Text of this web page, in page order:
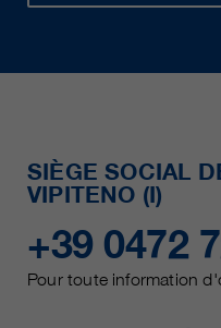
SIÈGE SOCIAL
VIPITENO (I)
+39 0472
Pour toute information